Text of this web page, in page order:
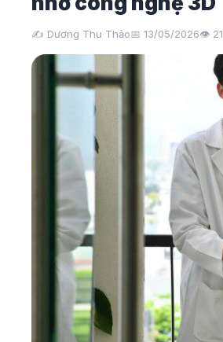
✍️ Dương Thu Thảo📅 13/05/2026👁️ 21